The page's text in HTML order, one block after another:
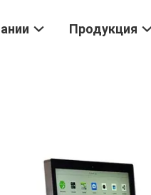
Продукция